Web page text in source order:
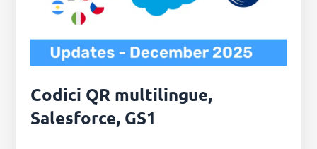
Codici QR multilingue,
Salesforce, GS1